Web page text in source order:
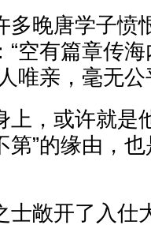
多晚唐学子愤
“空有篇章传
唯亲，毫无
上，或许就是
”的缘由，
士敞开了入仕